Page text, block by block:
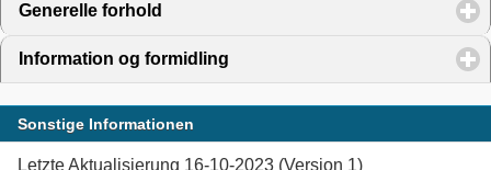
Generelle forhold
Information og formidling
Sonstige Informationen
Letzte Aktualisierung 16-10-2023 (Version 1)